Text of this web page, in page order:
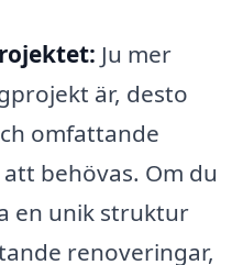
Ju mer
är, desto
omfattande
behövas. Om du
en unik struktur
renoveringar,